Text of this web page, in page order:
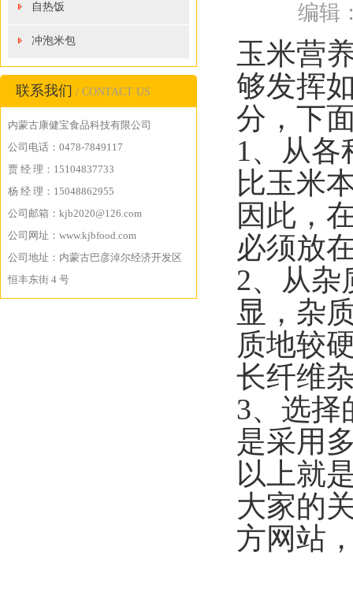
自热饭
冲泡米包
联系我们 / CONTACT US
内蒙古康健宝食品科技有限公司
公司电话：0478-7849117
贾 经 理：15104837733
杨 经 理：15048862955
公司邮箱：kjb2020@126.com
公司网址：www.kjbfood.com
公司地址：内蒙古巴彦淖尔经济开发区
恒丰东街 4 号
编辑
玉米营
够发挥
分，下
1、从
比玉米
因此，
必须放
2、从杂
显，杂
质地较
长纤维
3、选择
是采用
以上就
大家的
方网站